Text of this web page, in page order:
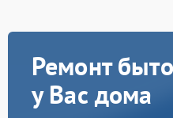
Ремонт
у Вас дома